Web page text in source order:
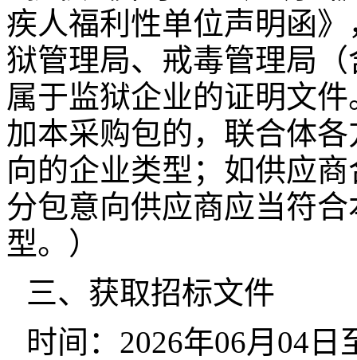
疾人福利性单位声明函
狱管理局、戒毒管理局
属于监狱企业的证明文
加本采购包的，联合体
向的企业类型；如供应
分包意向供应商应当符
型。）
三、获取招标文件
时间：2026年06月04